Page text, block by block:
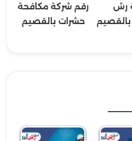
رش
بالقصيم
رقم شركة مكافحة
حشرات بالقصيم